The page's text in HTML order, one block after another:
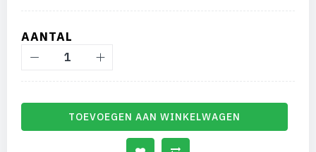
AANTAL
TOEVOEGEN AAN WINKELWAGEN